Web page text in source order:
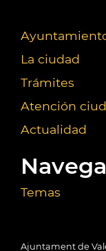
La ciudad
Trámites
Atención
Actualidad
Temas
Ajuntament de